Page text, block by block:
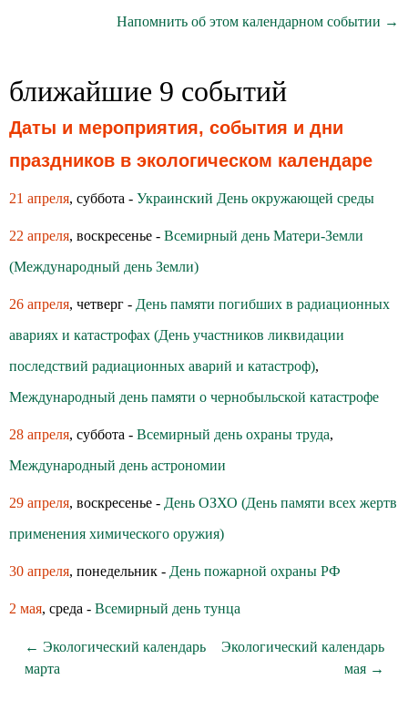
Напомнить об этом календарном событии →
ближайшие 9 событий
Даты и мероприятия, события и дни
праздников в экологическом календаре
21 апреля, суббота - Украинский День окружающей среды
22 апреля, воскресенье - Всемирный день Матери-Земли
(Международный день Земли)
26 апреля, четверг - День памяти погибших в радиационных
авариях и катастрофах (День участников ликвидации
последствий радиационных аварий и катастроф),
Международный день памяти о чернобыльской катастрофе
28 апреля, суббота - Всемирный день охраны труда,
Международный день астрономии
29 апреля, воскресенье - День ОЗХО (День памяти всех жертв
применения химического оружия)
30 апреля, понедельник - День пожарной охраны РФ
2 мая, среда - Всемирный день тунца
← Экологический календарь
марта
Экологический календарь
мая →